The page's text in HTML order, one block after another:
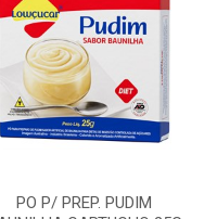
PO P/ PREP. PUDIM